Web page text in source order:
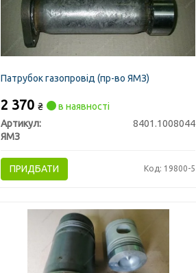
Патрубок газопровід (пр-во ЯМЗ)
2 370₴
в наявності
Артикул:
8401.1008044
ЯМЗ
ПРИДБАТИ Код: 19800-5